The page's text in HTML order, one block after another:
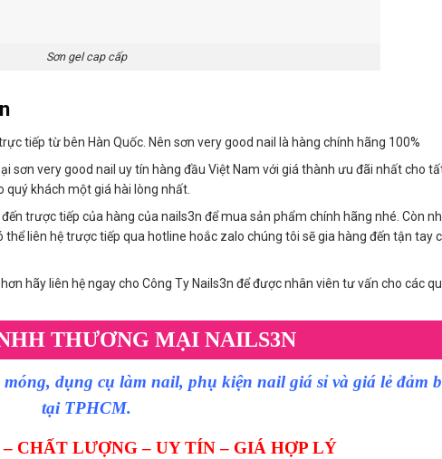
Sơn gel cap cấp
tiếp từ bên Hàn Quốc. Nên sơn very good nail là hàng chính hãng 100%
sơn very good nail uy tín hàng đầu Việt Nam với giá thành ưu đãi nhất cho
quý khách một giá hài lòng nhất.
trược tiếp của hàng của nails3n để mua sản phẩm chính hãng nhé. Còn
liên hệ trược tiếp qua hotline hoắc zalo chúng tôi sẽ gia hàng đến tận tay
hãy liên hệ ngay cho Công Ty Nails3n để được nhân viên tư vấn cho các
THƯƠNG MẠI NAILS3N
dụng cụ làm nail, phụ kiện nail giá sỉ và giá lẻ đảm
tại TPHCM.
CHẤT LƯỢNG – UY TÍN – GIÁ HỢP LÝ